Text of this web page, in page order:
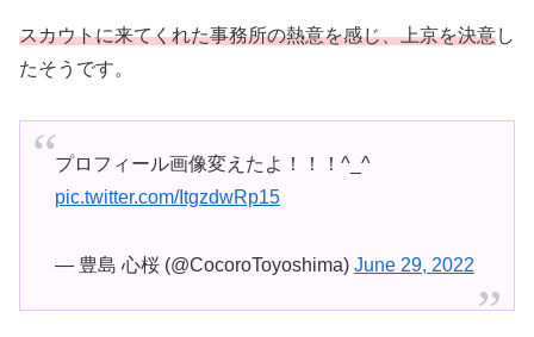
スカウトに来てくれた事務所の熱意を感じ、上京を決意し
たそうです。
プロフィール画像変えたよ！！！^_^
pic.twitter.com/ItgzdwRp15
— 豊島 心桜 (@CocoroToyoshima) June 29, 2022